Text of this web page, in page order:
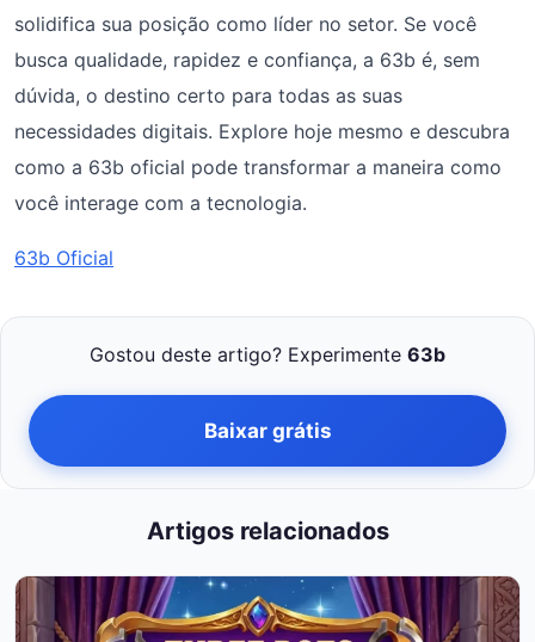
solidifica sua posição como líder no setor. Se você
busca qualidade, rapidez e confiança, a 63b é, sem
dúvida, o destino certo para todas as suas
necessidades digitais. Explore hoje mesmo e descubra
como a 63b oficial pode transformar a maneira como
você interage com a tecnologia.
63b Oficial
Gostou deste artigo? Experimente 63b
Baixar grátis
Artigos relacionados